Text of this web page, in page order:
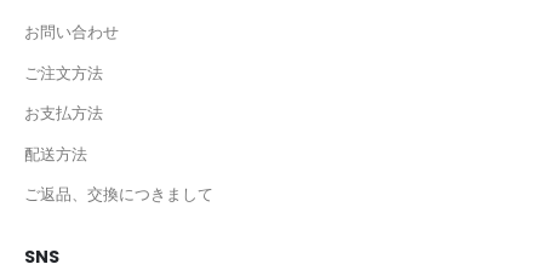
お問い合わせ
ご注文方法
お支払方法
配送方法
ご返品、交換につきまして
SNS